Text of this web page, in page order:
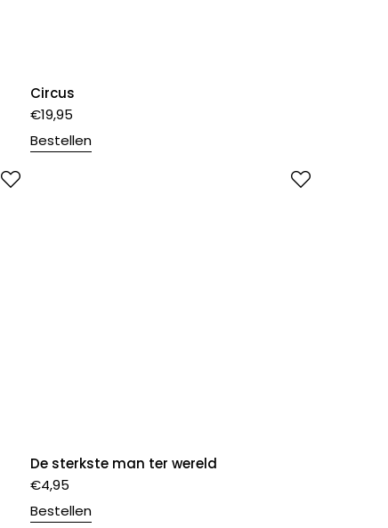
Circus
€19,95
Bestellen
De sterkste man ter wereld
€4,95
Bestellen